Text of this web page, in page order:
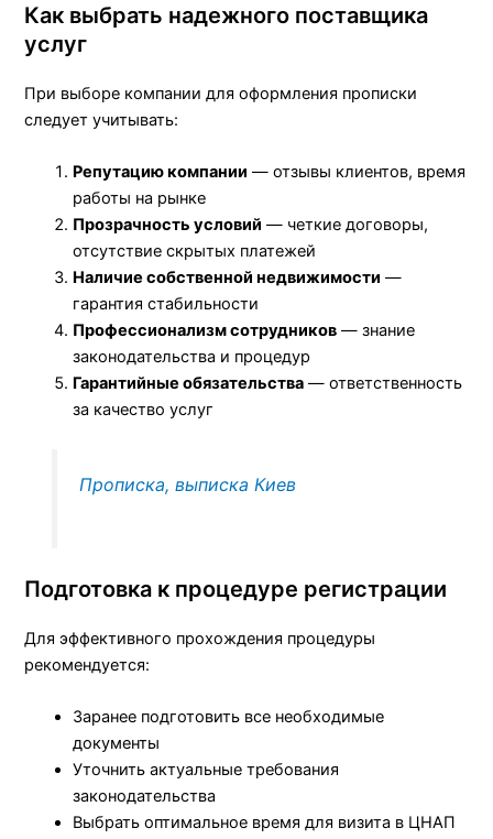
Как выбрать надежного поставщика
услуг
При выборе компании для оформления прописки
следует учитывать:
Репутацию компании — отзывы клиентов, время
работы на рынке
Прозрачность условий — четкие договоры,
отсутствие скрытых платежей
Наличие собственной недвижимости —
гарантия стабильности
Профессионализм сотрудников — знание
законодательства и процедур
Гарантийные обязательства — ответственность
за качество услуг
Прописка, выписка Киев
Подготовка к процедуре регистрации
Для эффективного прохождения процедуры
рекомендуется:
Заранее подготовить все необходимые
документы
Уточнить актуальные требования
законодательства
Выбрать оптимальное время для визита в ЦНАП